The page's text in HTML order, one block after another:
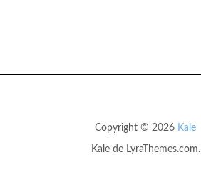
Copyright © 2026 Kale
Kalede LyraThemes.com.